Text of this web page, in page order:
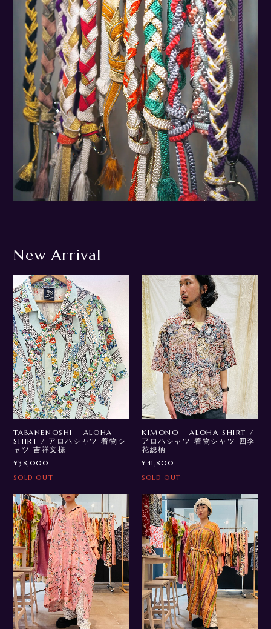
New Arrival
TABANENOSHI - ALOHA
SHIRT / アロハシャツ 着物シ
ャツ 吉祥文様
¥38,000
SOLD OUT
KIMONO - ALOHA SHIRT /
アロハシャツ 着物シャツ 四季
花総柄
¥41,800
SOLD OUT